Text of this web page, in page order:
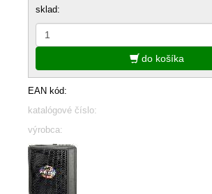
sklad:
do košíka
EAN kód:
katalógové číslo:
výrobca: